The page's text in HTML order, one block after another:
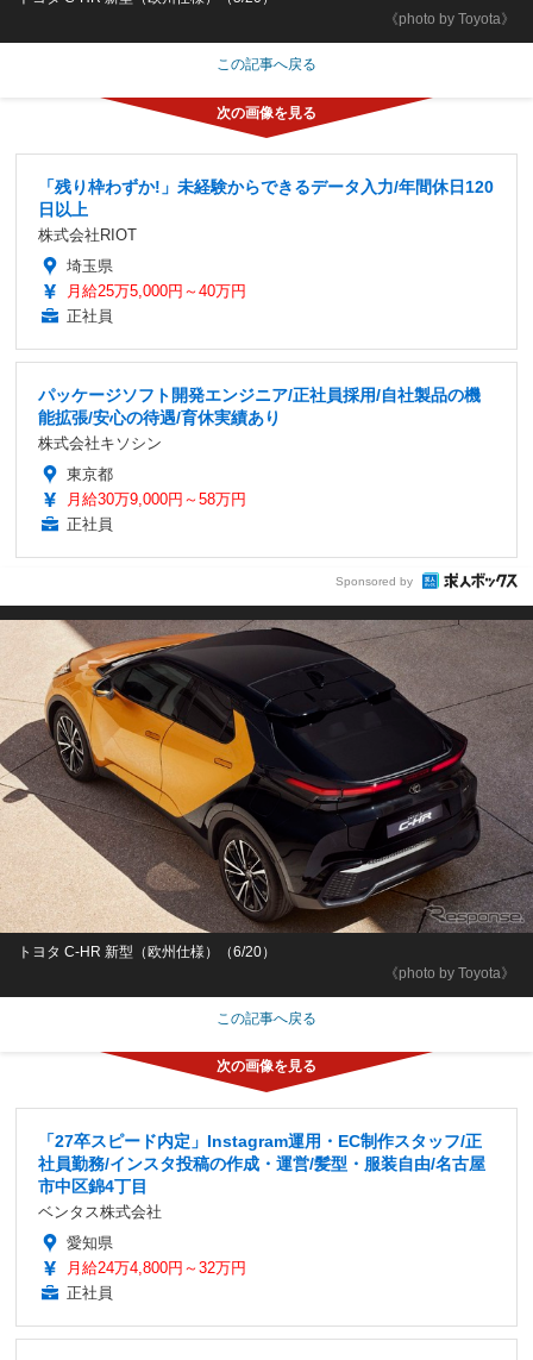
《photo by Toyota》
この記事へ戻る
「残り枠わずか!」未経験からできるデータ入力/年間休日120
日以上
株式会社RIOT
埼玉県
月給25万5,000円～40万円
正社員
パッケージソフト開発エンジニア/正社員採用/自社製品の機
能拡張/安心の待遇/育休実績あり
株式会社キソシン
東京都
月給30万9,000円～58万円
正社員
Sponsored by
《photo by Toyota》
トヨタ C-HR 新型（欧州仕様）（6/20）
この記事へ戻る
「27卒スピード内定」Instagram運用・EC制作スタッフ/正
社員勤務/インスタ投稿の作成・運営/髪型・服装自由/名古屋
市中区錦4丁目
ベンタス株式会社
愛知県
月給24万4,800円～32万円
正社員